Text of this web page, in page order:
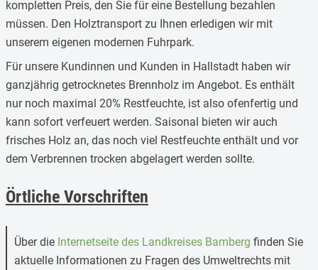
kompletten Preis, den Sie für eine Bestellung bezahlen
müssen. Den Holztransport zu Ihnen erledigen wir mit
unserem eigenen modernen Fuhrpark.
Für unsere Kundinnen und Kunden in Hallstadt haben wir
ganzjährig getrocknetes Brennholz im Angebot. Es enthält
nur noch maximal 20% Restfeuchte, ist also ofenfertig und
kann sofort verfeuert werden. Saisonal bieten wir auch
frisches Holz an, das noch viel Restfeuchte enthält und vor
dem Verbrennen trocken abgelagert werden sollte.
Örtliche Vorschriften
Über die Internetseite des Landkreises Bamberg finden Sie
aktuelle Informationen zu Fragen des Umweltrechts mit